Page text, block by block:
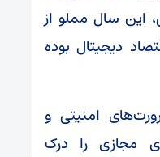
این سال مملو از
دیجیتال بوده
امنیتی و
مجازی را درک